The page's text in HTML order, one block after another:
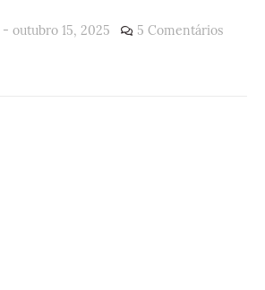
- outubro 15, 2025 5 Comentários